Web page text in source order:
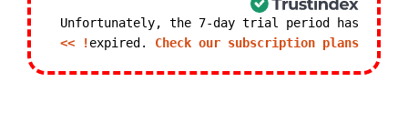
Unfortunately, the 7-day trial period has
expired. Check our subscription plans! >>